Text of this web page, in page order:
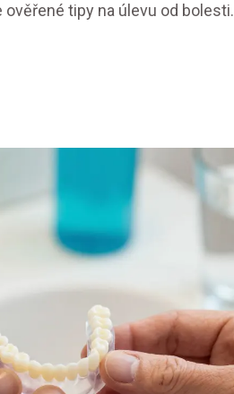
tipy na úlevu od bolesti.